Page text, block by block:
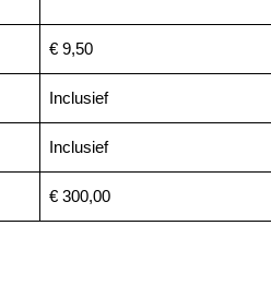
€ 9,50
Inclusief
Inclusief
€ 300,00